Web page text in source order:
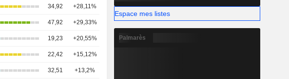
34,92 +28,11% 4
47,92 +29,33% 5
19,23 +20,55%
22,42 +15,12%
32,51 +13,2%
Espace mes listes
Palmarès